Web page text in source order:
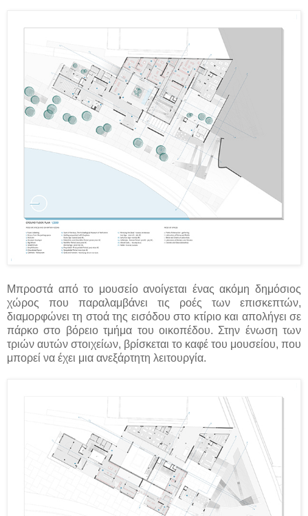
Μπροστά από το μουσείο ανοίγεται ένας ακόμη δημόσιος
χώρος που παραλαμβάνει τις ροές των επισκεπτών,
διαμορφώνει τη στοά της εισόδου στο κτίριο και απολήγει σε
πάρκο στο βόρειο τμήμα του οικοπέδου. Στην ένωση των
τριών αυτών στοιχείων, βρίσκεται το καφέ του μουσείου, που
μπορεί να έχει μια ανεξάρτητη λειτουργία.